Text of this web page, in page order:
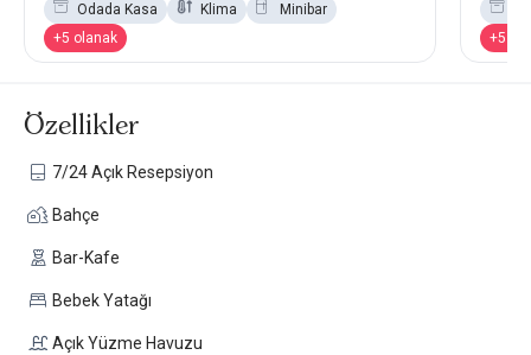
Odada Kasa Klima
Minibar
+5 olanak
+5
Özellikler
7/24 Açık Resepsiyon
Bahçe
Bar-Kafe
Bebek Yatağı
Açık Yüzme Havuzu